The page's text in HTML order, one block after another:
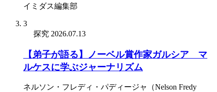
イミダス編集部
3
探究 2026.07.13
【弟子が語る】ノーベル賞作家ガルシア゠マ
ルケスに学ぶジャーナリズム
ネルソン・フレディ・パディージャ（Nelson Fredy